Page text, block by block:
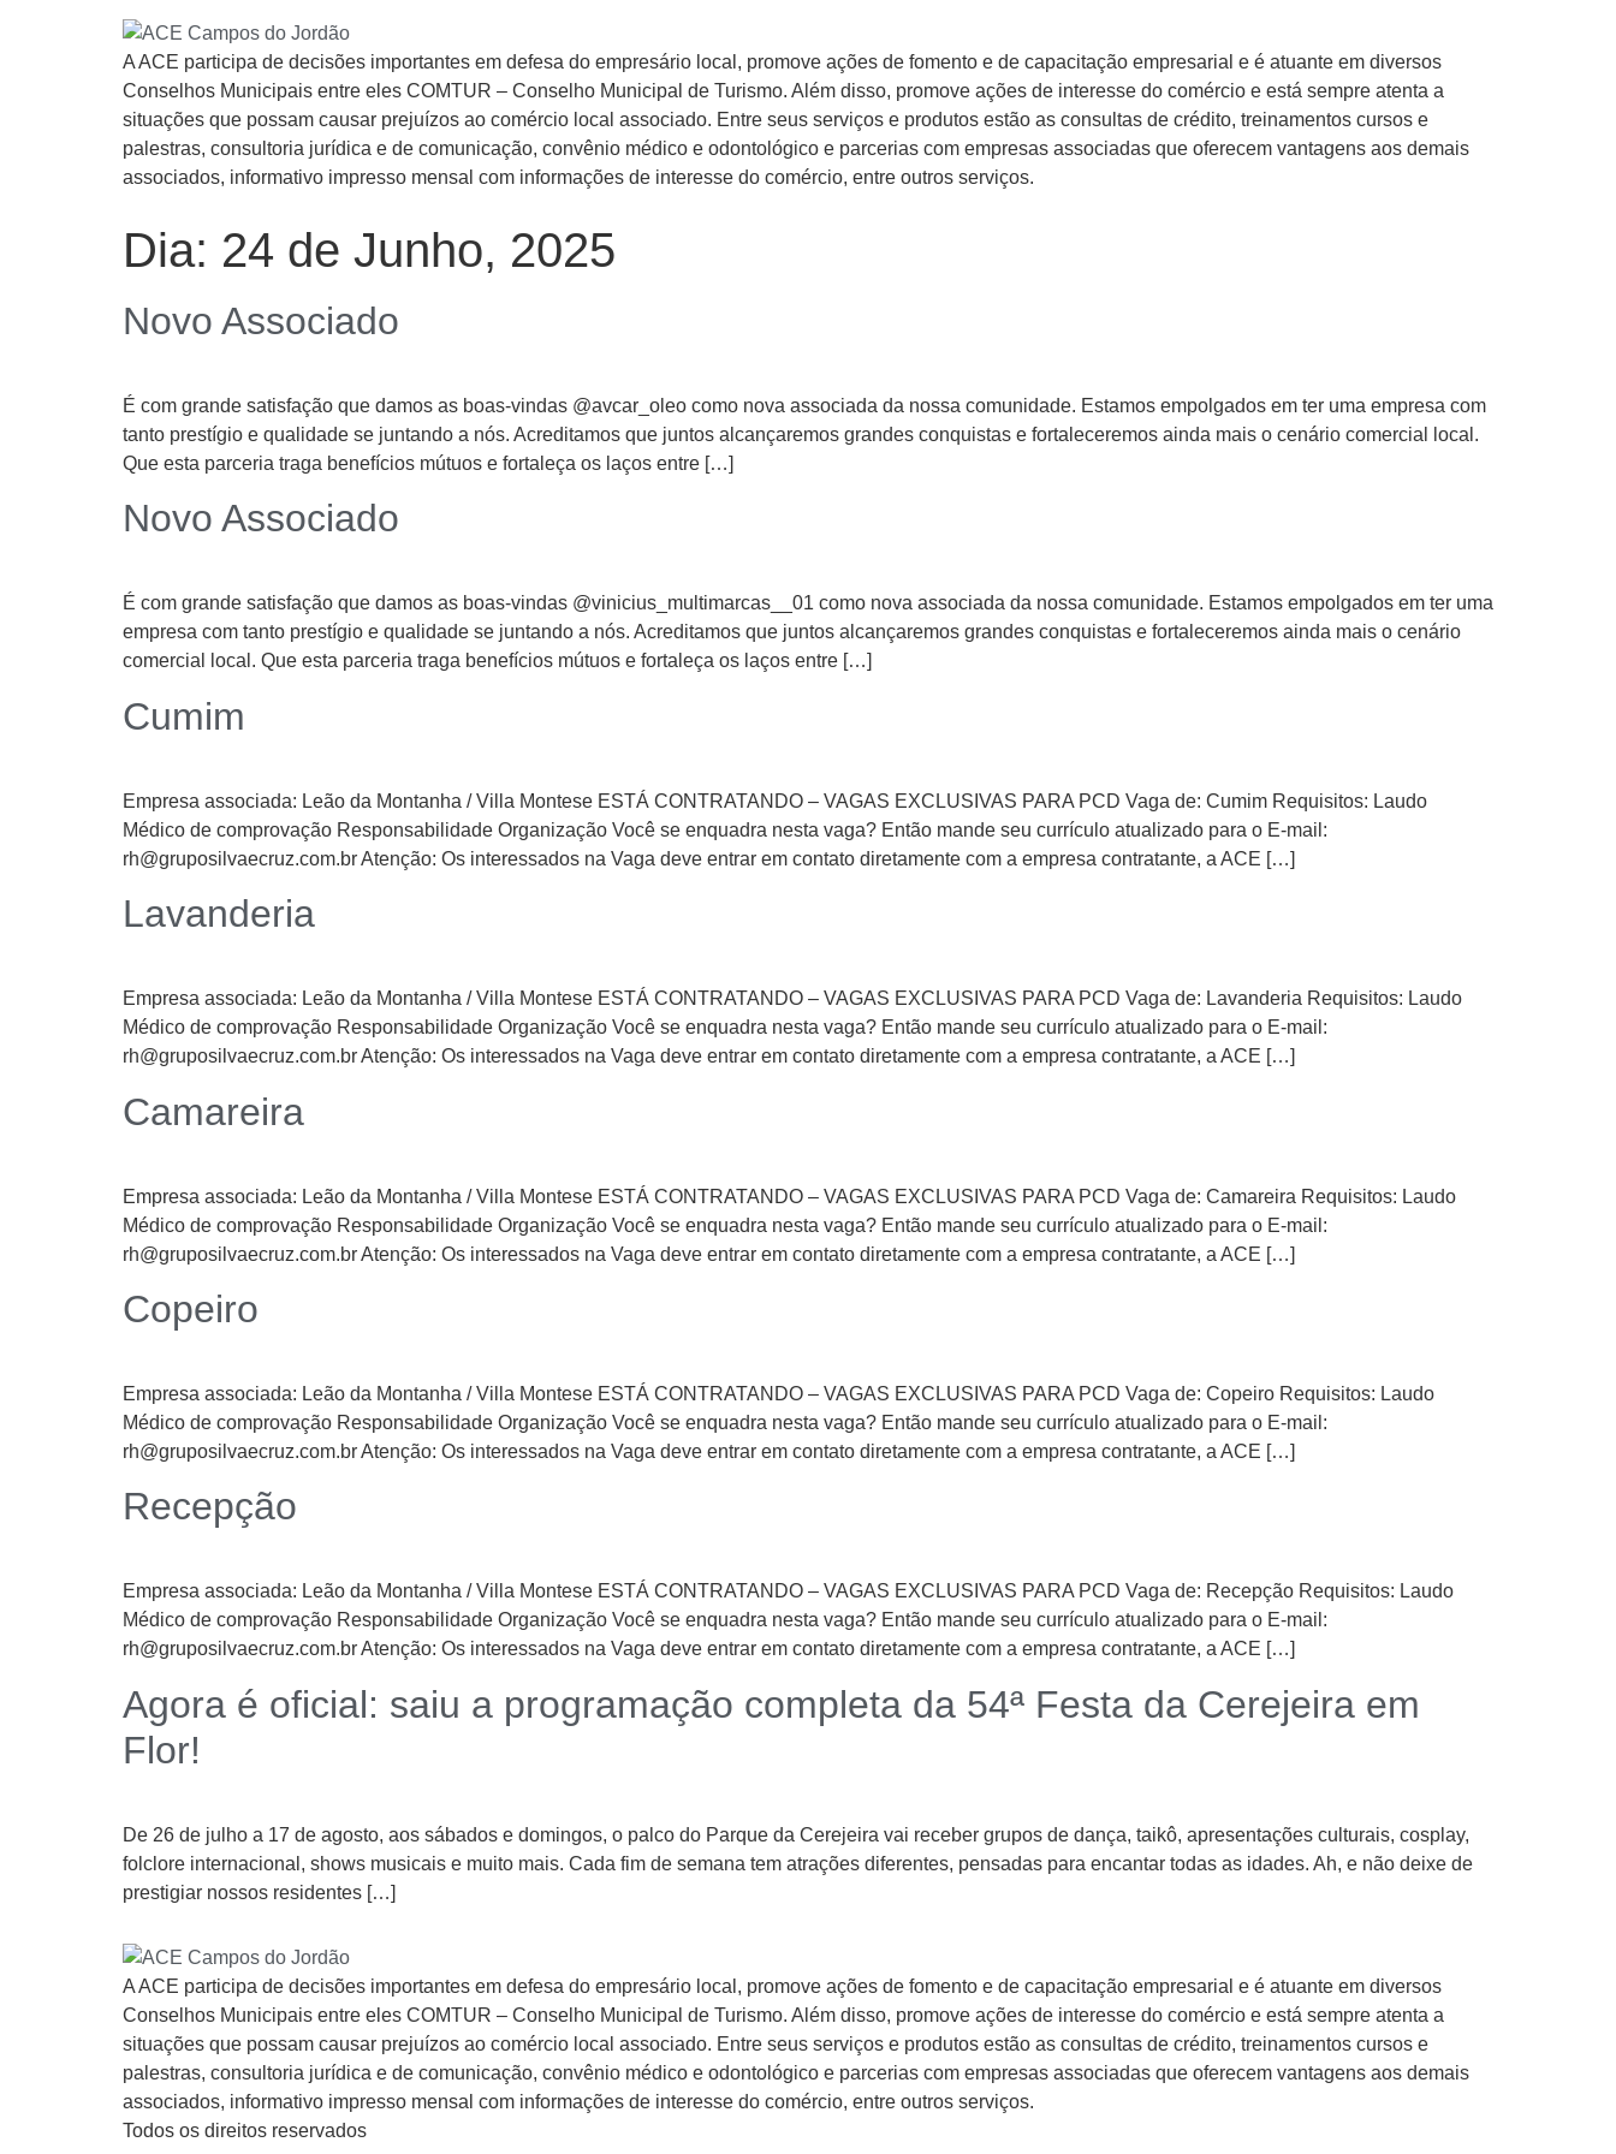
A ACE participa de decisões importantes em defesa do empresário local, promove ações de fomento e de capacitação empresarial e é atuante em diversos
Conselhos Municipais entre eles COMTUR – Conselho Municipal de Turismo. Além disso, promove ações de interesse do comércio e está sempre atenta a
situações que possam causar prejuízos ao comércio local associado. Entre seus serviços e produtos estão as consultas de crédito, treinamentos cursos e
palestras, consultoria jurídica e de comunicação, convênio médico e odontológico e parcerias com empresas associadas que oferecem vantagens aos demais
associados, informativo impresso mensal com informações de interesse do comércio, entre outros serviços.
Dia: 24 de Junho, 2025
Novo Associado
É com grande satisfação que damos as boas-vindas @avcar_oleo como nova associada da nossa comunidade. Estamos empolgados em ter uma empresa com
tanto prestígio e qualidade se juntando a nós. Acreditamos que juntos alcançaremos grandes conquistas e fortaleceremos ainda mais o cenário comercial local.
Que esta parceria traga benefícios mútuos e fortaleça os laços entre […]
Novo Associado
É com grande satisfação que damos as boas-vindas @vinicius_multimarcas__01 como nova associada da nossa comunidade. Estamos empolgados em ter uma
empresa com tanto prestígio e qualidade se juntando a nós. Acreditamos que juntos alcançaremos grandes conquistas e fortaleceremos ainda mais o cenário
comercial local. Que esta parceria traga benefícios mútuos e fortaleça os laços entre […]
Cumim
Empresa associada: Leão da Montanha / Villa Montese ESTÁ CONTRATANDO – VAGAS EXCLUSIVAS PARA PCD Vaga de: Cumim Requisitos: Laudo
Médico de comprovação Responsabilidade Organização Você se enquadra nesta vaga? Então mande seu currículo atualizado para o E-mail:
rh@gruposilvaecruz.com.br Atenção: Os interessados na Vaga deve entrar em contato diretamente com a empresa contratante, a ACE […]
Lavanderia
Empresa associada: Leão da Montanha / Villa Montese ESTÁ CONTRATANDO – VAGAS EXCLUSIVAS PARA PCD Vaga de: Lavanderia Requisitos: Laudo
Médico de comprovação Responsabilidade Organização Você se enquadra nesta vaga? Então mande seu currículo atualizado para o E-mail:
rh@gruposilvaecruz.com.br Atenção: Os interessados na Vaga deve entrar em contato diretamente com a empresa contratante, a ACE […]
Camareira
Empresa associada: Leão da Montanha / Villa Montese ESTÁ CONTRATANDO – VAGAS EXCLUSIVAS PARA PCD Vaga de: Camareira Requisitos: Laudo
Médico de comprovação Responsabilidade Organização Você se enquadra nesta vaga? Então mande seu currículo atualizado para o E-mail:
rh@gruposilvaecruz.com.br Atenção: Os interessados na Vaga deve entrar em contato diretamente com a empresa contratante, a ACE […]
Copeiro
Empresa associada: Leão da Montanha / Villa Montese ESTÁ CONTRATANDO – VAGAS EXCLUSIVAS PARA PCD Vaga de: Copeiro Requisitos: Laudo
Médico de comprovação Responsabilidade Organização Você se enquadra nesta vaga? Então mande seu currículo atualizado para o E-mail:
rh@gruposilvaecruz.com.br Atenção: Os interessados na Vaga deve entrar em contato diretamente com a empresa contratante, a ACE […]
Recepção
Empresa associada: Leão da Montanha / Villa Montese ESTÁ CONTRATANDO – VAGAS EXCLUSIVAS PARA PCD Vaga de: Recepção Requisitos: Laudo
Médico de comprovação Responsabilidade Organização Você se enquadra nesta vaga? Então mande seu currículo atualizado para o E-mail:
rh@gruposilvaecruz.com.br Atenção: Os interessados na Vaga deve entrar em contato diretamente com a empresa contratante, a ACE […]
Agora é oficial: saiu a programação completa da 54ª Festa da Cerejeira em
Flor!
De 26 de julho a 17 de agosto, aos sábados e domingos, o palco do Parque da Cerejeira vai receber grupos de dança, taikô, apresentações culturais, cosplay,
folclore internacional, shows musicais e muito mais. Cada fim de semana tem atrações diferentes, pensadas para encantar todas as idades. Ah, e não deixe de
prestigiar nossos residentes […]
A ACE participa de decisões importantes em defesa do empresário local, promove ações de fomento e de capacitação empresarial e é atuante em diversos
Conselhos Municipais entre eles COMTUR – Conselho Municipal de Turismo. Além disso, promove ações de interesse do comércio e está sempre atenta a
situações que possam causar prejuízos ao comércio local associado. Entre seus serviços e produtos estão as consultas de crédito, treinamentos cursos e
palestras, consultoria jurídica e de comunicação, convênio médico e odontológico e parcerias com empresas associadas que oferecem vantagens aos demais
associados, informativo impresso mensal com informações de interesse do comércio, entre outros serviços.
Todos os direitos reservados